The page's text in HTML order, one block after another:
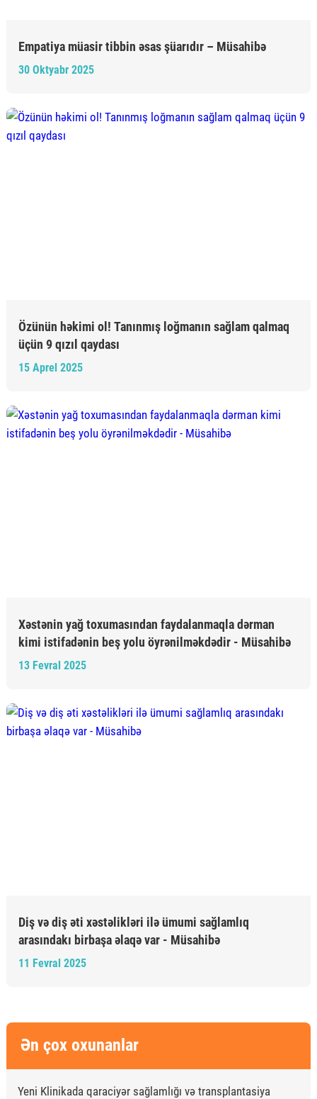
Empatiya müasir tibbin əsas şüarıdır – Müsahibə
30 Oktyabr 2025
Özünün həkimi ol! Tanınmış loğmanın sağlam qalmaq
üçün 9 qızıl qaydası
15 Aprel 2025
Xəstənin yağ toxumasından faydalanmaqla dərman
kimi istifadənin beş yolu öyrənilməkdədir - Müsahibə
13 Fevral 2025
Diş və diş əti xəstəlikləri ilə ümumi sağlamlıq
arasındakı birbaşa əlaqə var - Müsahibə
11 Fevral 2025
Ən çox oxunanlar
Yeni Klinikada qaraciyər sağlamlığı və transplantasiya